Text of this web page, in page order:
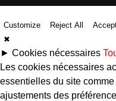
Customize Reject All
✖
► Cookies nécessaires
Les cookies nécessaires
essentielles du site
ajustements des